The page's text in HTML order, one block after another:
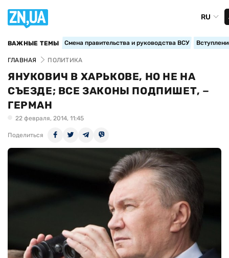
RU
ВАЖНЫЕ ТЕМЫ Смена правительства и руководства ВСУ
ГЛАВНАЯ ПОЛИТИКА
ЯНУКОВИЧ В ХАРЬКОВЕ, НО НЕ НА
СЪЕЗДЕ; ВСЕ ЗАКОНЫ ПОДПИШЕТ, −
ГЕРМАН
22 февраля, 2014, 11:45
Поделиться